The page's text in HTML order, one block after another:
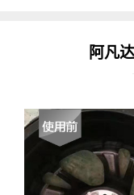
阿凡